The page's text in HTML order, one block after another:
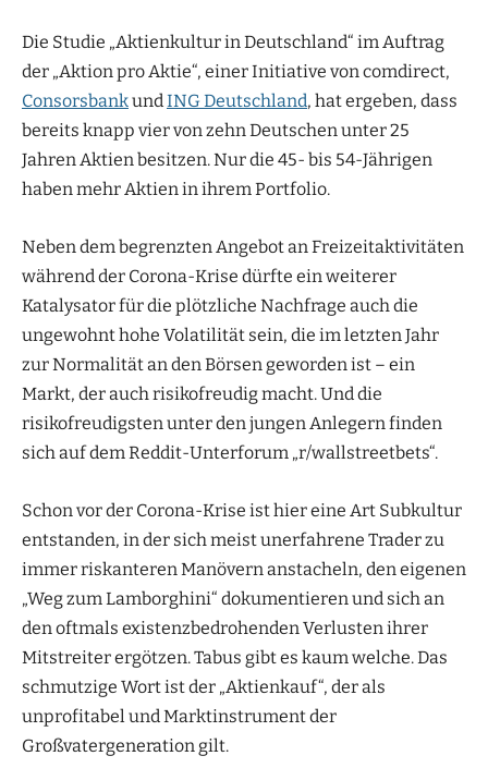
Die Studie „Aktienkultur in Deutschland“ im Auftrag
der „Aktion pro Aktie“, einer Initiative von comdirect,
Consorsbankund ING Deutschland, hat ergeben, dass
bereits knapp vier von zehn Deutschen unter 25
Jahren Aktien besitzen. Nur die 45- bis 54-Jährigen
haben mehr Aktien in ihrem Portfolio.
Neben dem begrenzten Angebot an Freizeitaktivitäten
während der Corona-Krise dürfte ein weiterer
Katalysator für die plötzliche Nachfrage auch die
ungewohnt hohe Volatilität sein, die im letzten Jahr
zur Normalität an den Börsen geworden ist – ein
Markt, der auch risikofreudig macht. Und die
risikofreudigsten unter den jungen Anlegern finden
sich auf dem Reddit-Unterforum „r/wallstreetbets“.
Schon vor der Corona-Krise ist hier eine Art Subkultur
entstanden, in der sich meist unerfahrene Trader zu
immer riskanteren Manövern anstacheln, den eigenen
„Weg zum Lamborghini“ dokumentieren und sich an
den oftmals existenzbedrohenden Verlusten ihrer
Mitstreiter ergötzen. Tabus gibt es kaum welche. Das
schmutzige Wort ist der „Aktienkauf“, der als
unprofitabel und Marktinstrument der
Großvatergeneration gilt.